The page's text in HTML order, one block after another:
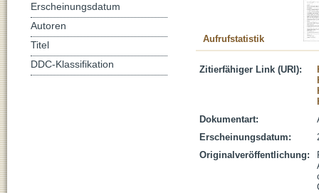
Aufrufstatistik
Zitierfähiger Link (URI):
Dokumentart:
Erscheinungsdatum:
Originalveröffentlichung:
Erscheinungsdatum
Autoren
Titel
DDC-Klassifikation